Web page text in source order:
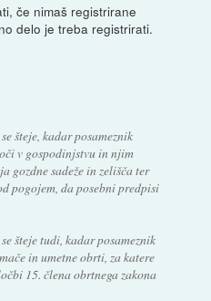
če nimaš registrirane
delo je treba registrirati.
šteje, kadar posameznik
v gospodinjstvu in njim
gozdne sadeže in zelišča ter
pogojem, da posebni predpisi
šteje tudi, kadar posameznik
in umetne obrti, za katere
15. člena obrtnega zakona